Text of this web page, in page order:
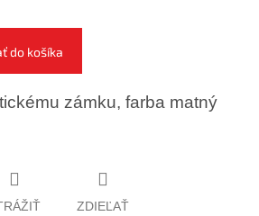
do košíka
zámku, farba matný
ZDIEĽAŤ